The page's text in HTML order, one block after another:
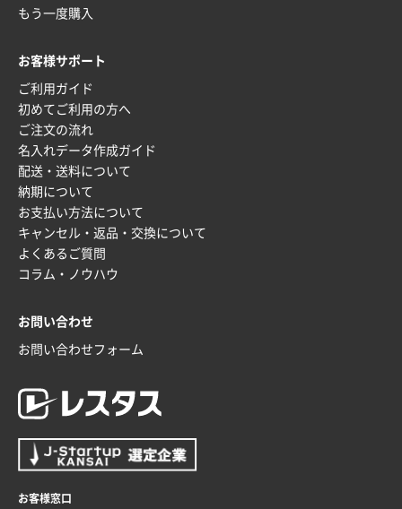
もう一度購入
お客様サポート
ご利用ガイド
初めてご利用の方へ
ご注文の流れ
名入れデータ作成ガイド
配送・送料について
納期について
お支払い方法について
キャンセル・返品・交換について
よくあるご質問
コラム・ノウハウ
お問い合わせ
お問い合わせフォーム
お客様窓口